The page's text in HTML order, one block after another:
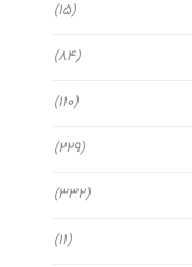
(15)
(84)
(110)
(229)
(332)
(11)